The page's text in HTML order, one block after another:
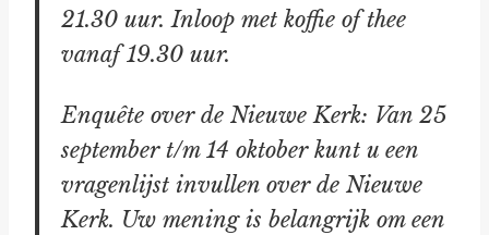
21.30 uur. Inloop met koffie of thee
vanaf 19.30 uur.
Enquête over de Nieuwe Kerk: Van 25
september t/m 14 oktober kunt u een
vragenlijst invullen over de Nieuwe
Kerk. Uw mening is belangrijk om een